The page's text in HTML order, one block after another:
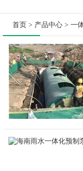
首页 > 产品中心 > 一